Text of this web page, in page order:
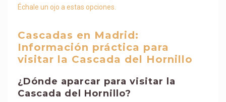
Échale un ojo a estas opciones.
Cascadas en Madrid:
Información práctica para
visitar la Cascada del Hornillo
¿Dónde aparcar para visitar la
Cascada del Hornillo?